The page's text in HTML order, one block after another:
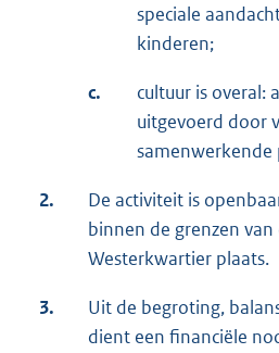
speciale
kinderen;
c.
cultuur is overal:
uitgevoerd door
samenwerkende
2.
De activiteit is
binnen de grenzen
Westerkwartier plaats.
3.
Uit de begroting,
dient een financiële